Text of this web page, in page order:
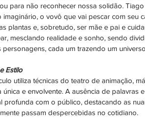
para não reconhecer nossa solidão.
imaginário, o vovô que vai pescar com seu
plantas e, sobretudo, ser mãe e pai e
mesclando realidade e sonho, sendo
personagens, cada um trazendo um
Estilo
utiliza técnicas do teatro de animação,
única e envolvente. A ausência de palavras
profunda com o público, destacando as
passam despercebidas no cotidiano.